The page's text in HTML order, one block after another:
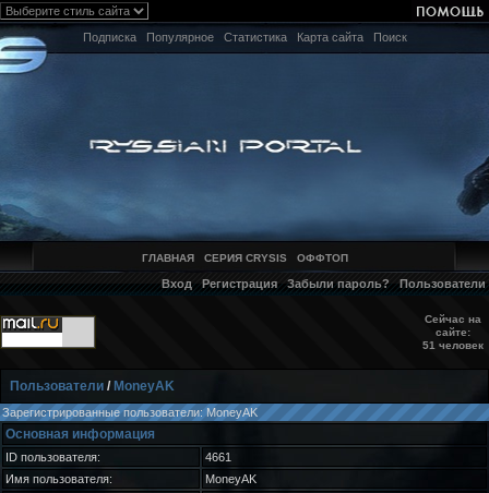
Подписка Популярное Статистика Карта сайта Поиск
ГЛАВНАЯ СЕРИЯ CRYSIS ОФФТОП
Вход Регистрация Забыли пароль? Пользователи
Сейчас на
сайте:
51 человек
Пользователи / MoneyAK
Зарегистрированные пользователи: MoneyAK
Основная информация
ID пользователя:
4661
Имя пользователя:
MoneyAK